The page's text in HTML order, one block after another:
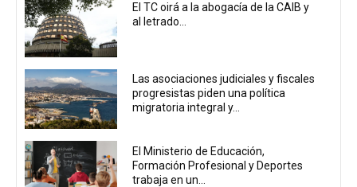
El TC oirá a la abogacía de la CAIB y
al letrado...
Las asociaciones judiciales y fiscales
progresistas piden una política
migratoria integral y...
El Ministerio de Educación,
Formación Profesional y Deportes
trabaja en un...